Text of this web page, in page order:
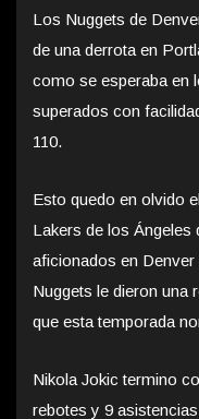
Los Nuggets de
de una derrota en
como se esperaba en
superados con
110.
Esto quedo en olvido
Lakers de los Ángeles
aficionados en
Nuggets le dieron una
que esta temporada
Nikola Jokic termino
rebotes y 9